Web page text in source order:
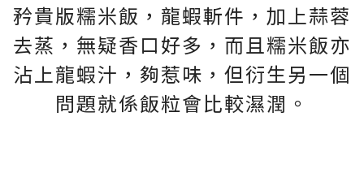
矜貴版糯米飯，龍蝦斬件，加上蒜蓉
去蒸，無疑香口好多，而且糯米飯亦
沾上龍蝦汁，夠惹味，但衍生另一個
問題就係飯粒會比較濕潤。